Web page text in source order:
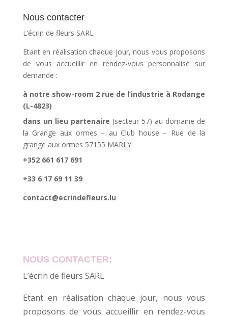
Nous contacter
L’écrin de fleurs SARL
Etant en réalisation chaque jour, nous vous proposons
de vous accueillir en rendez-vous personnalisé sur
demande :
à notre show-room 2 rue de l’industrie à Rodange
(L-4823)
dans un lieu partenaire (secteur 57) au domaine de
la Grange aux ormes – au Club house – Rue de la
grange aux ormes 57155 MARLY
+352 661 617 691
+33 6 17 69 11 39
contact@ecrindefleurs.lu
NOUS CONTACTER:
L’écrin de fleurs SARL
Etant en réalisation chaque jour, nous vous
proposons de vous accueillir en rendez-vous